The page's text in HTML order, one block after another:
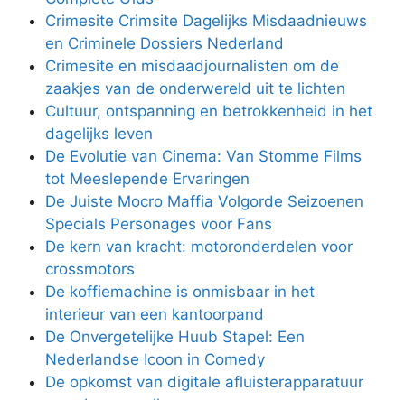
Crimesite Crimsite Dagelijks Misdaadnieuws
en Criminele Dossiers Nederland
Crimesite en misdaadjournalisten om de
zaakjes van de onderwereld uit te lichten
Cultuur, ontspanning en betrokkenheid in het
dagelijks leven
De Evolutie van Cinema: Van Stomme Films
tot Meeslepende Ervaringen
De Juiste Mocro Maffia Volgorde Seizoenen
Specials Personages voor Fans
De kern van kracht: motoronderdelen voor
crossmotors
De koffiemachine is onmisbaar in het
interieur van een kantoorpand
De Onvergetelijke Huub Stapel: Een
Nederlandse Icoon in Comedy
De opkomst van digitale afluisterapparatuur